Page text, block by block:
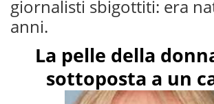
giornalisti sbigottiti: era
anni.
La pelle della
sottoposta a un